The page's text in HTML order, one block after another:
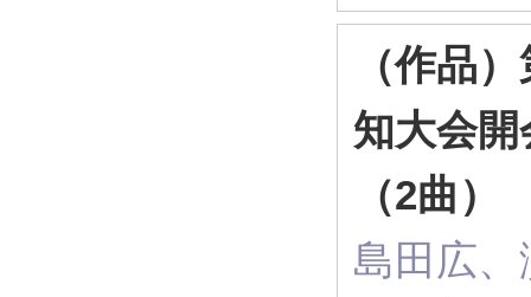
（作品
知大会
（2曲）
島田広